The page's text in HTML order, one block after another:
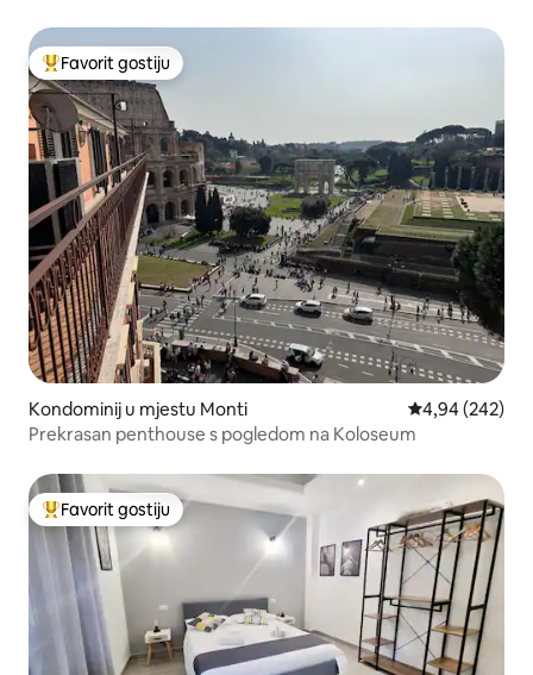
Glavni favorit gostiju
Favorit gostiju
Kondominij u mjestu Monti Prosječna
4,94 (242)
Prekrasan penthouse s pogledom na Koloseum
Glavni favorit gostiju
Favorit gostiju